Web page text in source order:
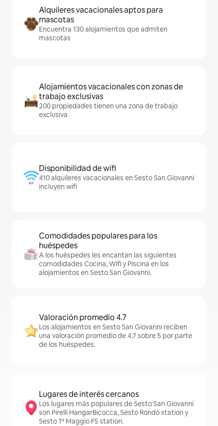
Alquileres vacacionales aptos para
mascotas
Encuentra 130 alojamientos que admiten
mascotas
Alojamientos vacacionales con zonas de
trabajo exclusivas
200 propiedades tienen una zona de trabajo
exclusiva
Disponibilidad de wifi
410 alquileres vacacionales en Sesto San Giovanni
incluyen wifi
Comodidades populares para los
huéspedes
A los huéspedes les encantan las siguientes
comodidades Cocina, Wifi y Piscina en los
alojamientos en Sesto San Giovanni.
Valoración promedio 4.7
Los alojamientos en Sesto San Giovanni reciben
una valoración promedio de 4.7 sobre 5 por parte
de los huéspedes.
Lugares de interés cercanos
Los lugares más populares de Sesto San Giovanni
son Pirelli HangarBicocca, Sesto Rondò station y
Sesto 1º Maggio FS station.